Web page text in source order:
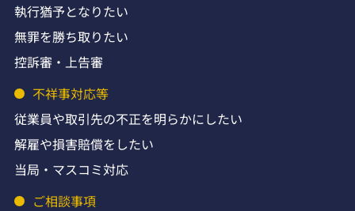
執行猶予となりたい
無罪を勝ち取りたい
控訴審・上告審
不祥事対応等
従業員や取引先の不正を明らかにしたい
解雇や損害賠償をしたい
当局・マスコミ対応
ご相談事項